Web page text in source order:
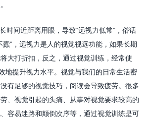
时间近距离用眼，导致“远视力低常”，俗话
蠹”，远视力是人的视觉视远功能，如果长期
大打折扣，反之，通过视觉训练，经常使
地提升视力水平。视觉与我们的日常生活密
有足够的视觉技巧，阅读会导致疲劳。很多
、视觉引起的头痛、从事对视觉要求较高的
容易迷路和颠倒次序等，通过视觉训练是可